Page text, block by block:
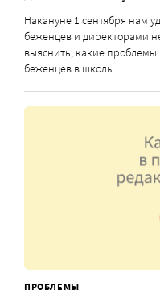
Накануне 1 сентября нам
беженцев и директорами
выяснить, какие
беженцев в школы
ПРОБЛЕМЫ